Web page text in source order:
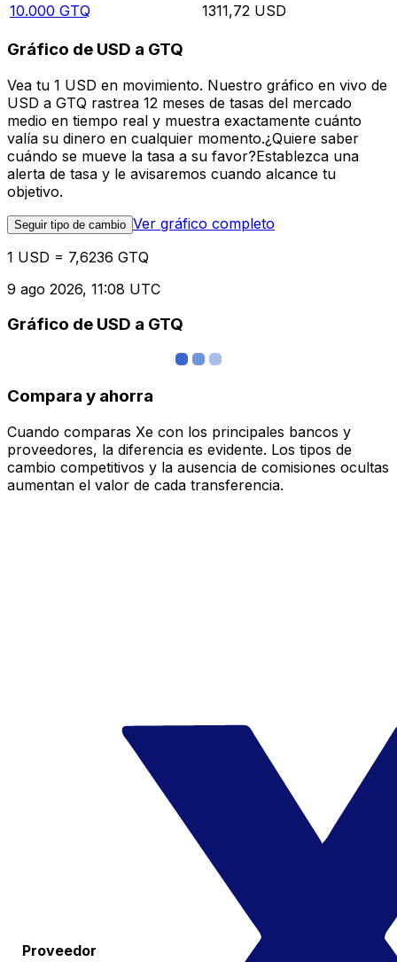
10.000 GTQ 1311,72 USD
Gráfico de USD a GTQ
Vea tu 1 USD en movimiento. Nuestro gráfico en vivo de
USD a GTQ rastrea 12 meses de tasas del mercado
medio en tiempo real y muestra exactamente cuánto
valía su dinero en cualquier momento.¿Quiere saber
cuándo se mueve la tasa a su favor?Establezca una
alerta de tasa y le avisaremos cuando alcance tu
objetivo.
Seguir tipo de cambio Ver gráfico completo
1 USD = 7,6236 GTQ
9 ago 2026, 11:08 UTC
Gráfico de USD a GTQ
Compara y ahorra
Cuando comparas Xe con los principales bancos y
proveedores, la diferencia es evidente. Los tipos de
cambio competitivos y la ausencia de comisiones ocultas
aumentan el valor de cada transferencia.
Proveedor